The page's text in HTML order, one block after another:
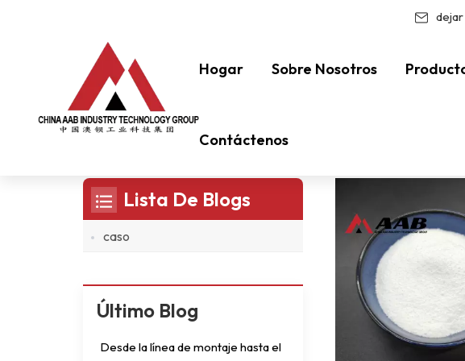
dejar
Hogar Sobre Nosotros
Contáctenos
Solución De Nitrocelulosa Al 40% Económica
Lista De Blogs
caso
Último Blog
Desde la línea de montaje hasta el